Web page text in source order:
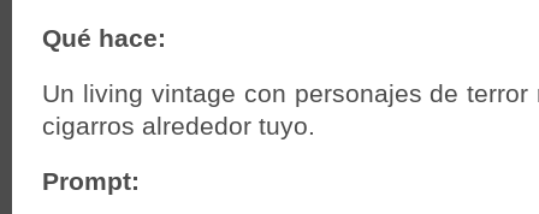
Qué hace:
Un living vintage con personajes de terror
cigarros alrededor tuyo.
Prompt: